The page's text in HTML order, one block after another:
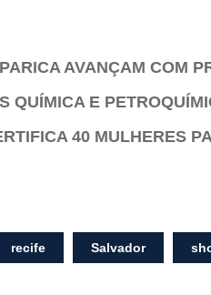
AVANÇAM COM
QUÍMICA E
40 MULHERES
recife Salvador